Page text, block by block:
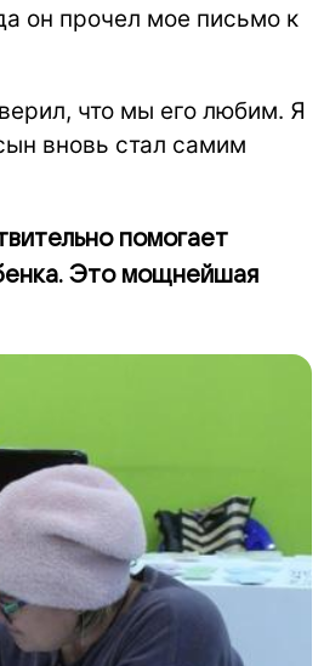
он прочел мое письмо к
что мы его любим. Я
вновь стал самим
помогает
Это мощнейшая